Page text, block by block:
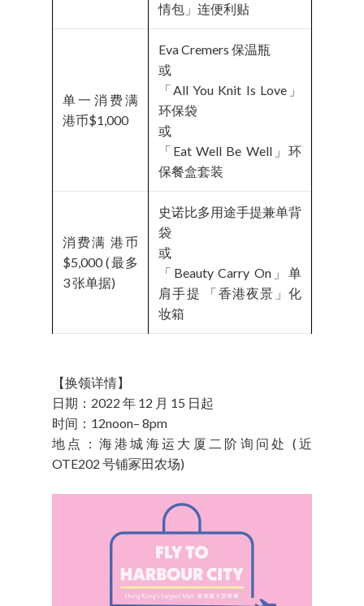
情包」连便利贴
单一消费满
港币$1,000
Eva Cremers 保温瓶
或
「All You Knit Is Love」
环保袋
或
「Eat Well Be Well」环
保餐盒套装
消费满 港币
$5,000 (最多
3 张单据)
史诺比多用途手提兼单背
袋
或
「Beauty Carry On」单
肩手提 「香港夜景」化
妆箱
【换领详情】
日期：2022 年 12 月 15 日起
时间：12noon– 8pm
地点：海港城海运大厦二阶询问处 (近
OTE202 号铺冢田农场)